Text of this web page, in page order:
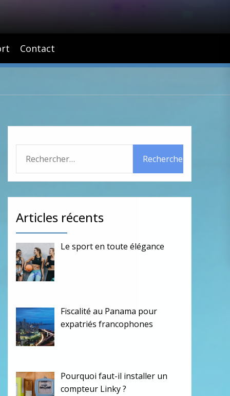
Contact
Articles récents
Le sport en toute élégance
Fiscalité au Panama pour
expatriés francophones
Pourquoi faut-il installer un
compteur Linky ?